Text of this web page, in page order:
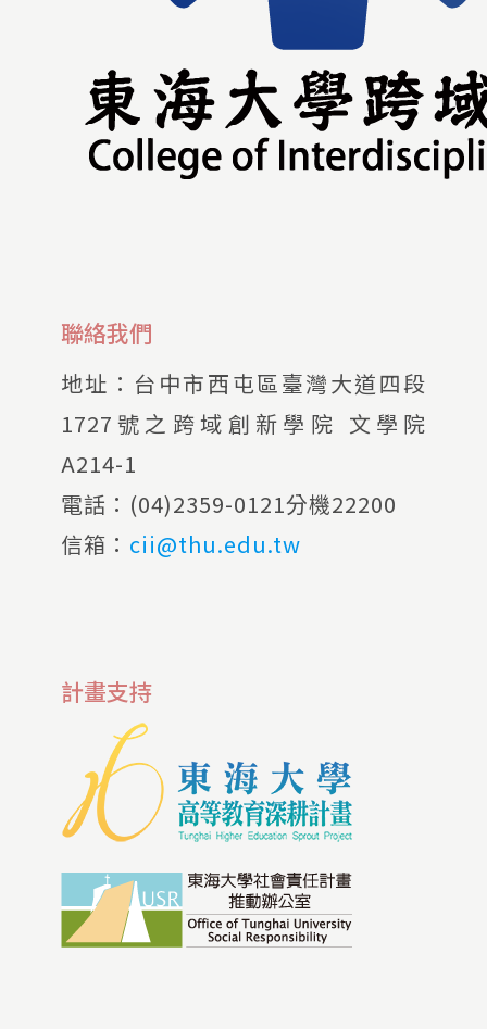
聯絡我們
地址： 台中市西屯區臺灣大道四段
1727號之跨域創新學院 文學院
A214-1
電話： (04)2359-0121分機22200
信箱： cii@thu.edu.tw
計畫支持